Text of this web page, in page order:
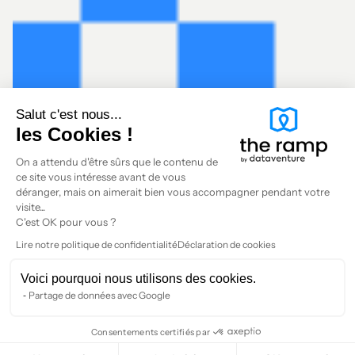
Salut c'est nous...
les Cookies !
On a attendu d'être sûrs que le contenu de
ce site vous intéresse avant de vous
déranger, mais on aimerait bien vous accompagner pendant votre
visite...
C'est OK pour vous ?
Lire notre politique de confidentialitéDéclaration de cookies
Voici pourquoi nous utilisons des cookies.
Partage de données avec Google
Consentements certifiés par